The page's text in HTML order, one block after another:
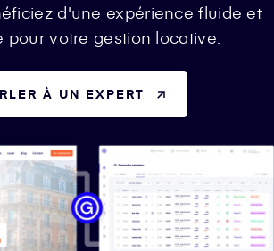
d'une expérience fluide et
pour votre gestion locative.
À UN EXPERT